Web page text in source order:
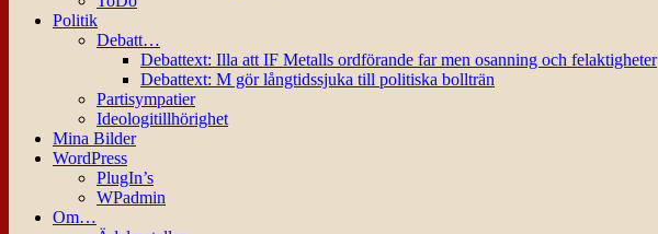
Politik
Debatt…
Debattext: Illa att IF Metalls ordförande far men osanning och felaktigheter
Debattext: M gör långtidssjuka till politiska bollträn
Partisympatier
Ideologitillhörighet
Mina Bilder
WordPress
PlugIn’s
WPadmin
Om…